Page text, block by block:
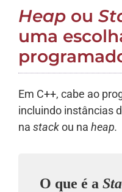
Heap ou
uma
Em C++, cabe ao
incluindo instâncias
na stackou na heap.
O que é a